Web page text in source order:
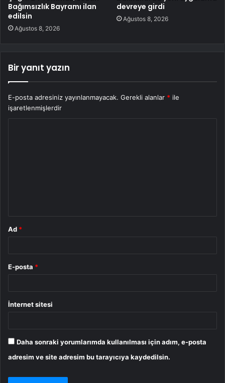
Bağımsızlık Bayramı ilan
edilsin
Ağustos 8, 2026
devreye girdi
Ağustos 8, 2026
Bir yanıt yazın
E-posta adresiniz yayınlanmayacak. Gerekli alanlar * ile
işaretlenmişlerdir
Ad *
E-posta *
İnternet sitesi
Daha sonraki yorumlarımda kullanılması için adım, e-posta
adresim ve site adresim bu tarayıcıya kaydedilsin.